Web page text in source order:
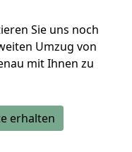
Sie uns noch
Umzug von
mit Ihnen zu
erhalten